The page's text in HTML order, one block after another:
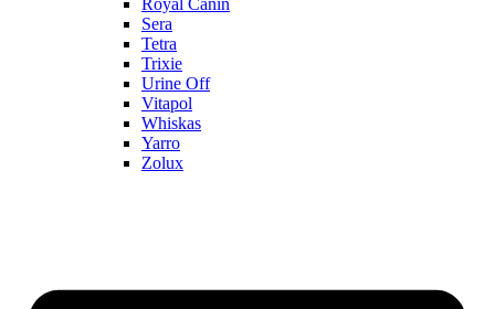
Royal Canin
Sera
Tetra
Trixie
Urine Off
Vitapol
Whiskas
Yarro
Zolux